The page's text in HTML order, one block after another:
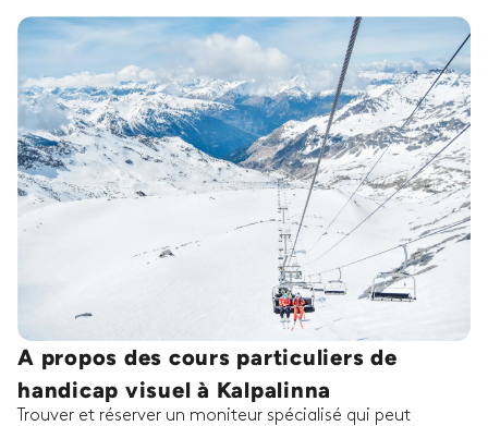
A propos des cours particuliers de
handicap visuel à Kalpalinna
Trouver et réserver un moniteur spécialisé qui peut